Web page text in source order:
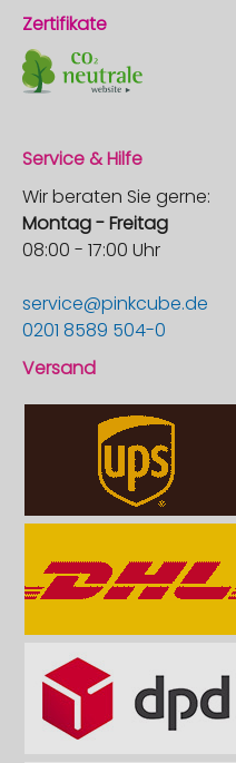
Zertifikate
Service & Hilfe
Wir beraten Sie gerne:
Montag - Freitag
08:00 - 17:00 Uhr
service@pinkcube.de
0201 8589 504-0
Versand